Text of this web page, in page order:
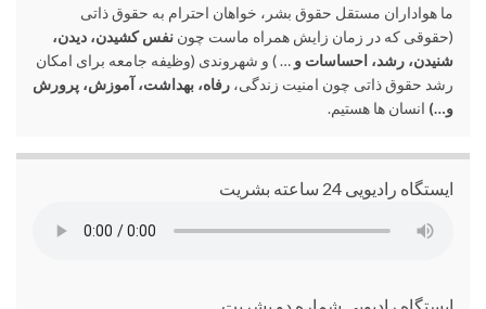
ما هواداران مستقل حقوق بشر، خواهان احترام به حقوق ذاتی
(حقوقی که در زمان زایش همراه ماست چون نفس کشیدن، دیدن،
شنیدن، رشد، احساسات و … ) و شهروندی (وظیفه جامعه برای امکان
رشد حقوق ذاتی چون امنیت زندگی، رفاه، بهداشت، آموزش، پرورش
و…) انسان ها هستیم.
ایستگاه رادیویی 24 ساعته بشریت